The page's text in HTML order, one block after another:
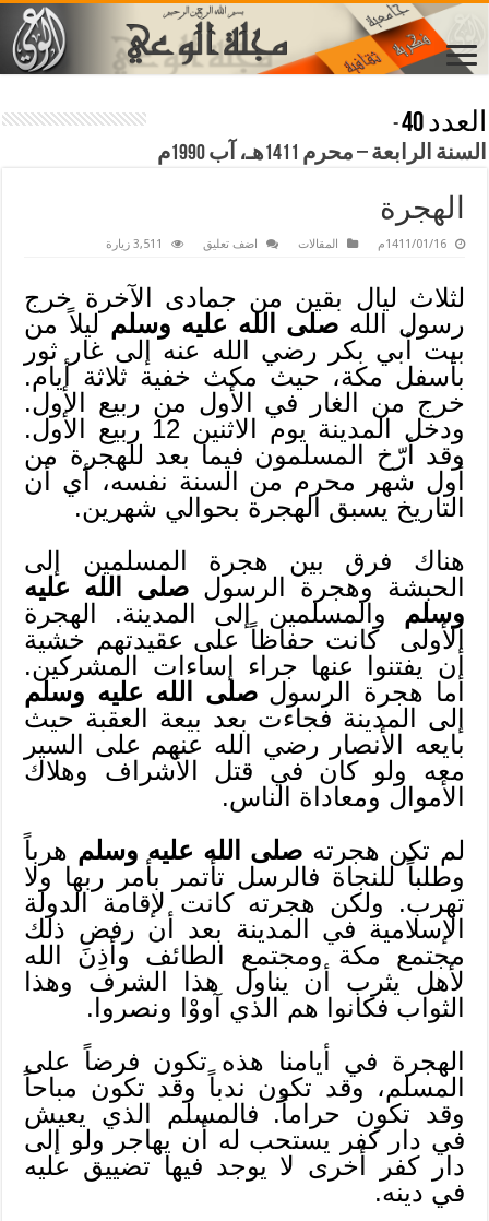
العدد 40
-
السنة الرابعة – محرم 1411هـ، آب 1990م
الهجرة
1411/01/16م المقالات اضف تعليق 3,511 زيارة
لثلاث ليال بقين من جمادى الآخرة خرج
رسول الله صلى الله عليه وسلم ليلاً من
بيت أبي بكر رضي الله عنه إلى غار ثور
بأسفل مكة، حيث مكث خفية ثلاثة أيام.
خرج من الغار في الأول من ربيع الأول.
ودخل المدينة يوم الاثنين 12 ربيع الأول.
وقد أرّخ المسلمون فيما بعد للهجرة من
أول شهر محرم من السنة نفسه، أي أن
التاريخ يسبق الهجرة بحوالي شهرين.
هناك فرق بين هجرة المسلمين إلى
الحبشة وهجرة الرسول صلى الله عليه
وسلم والمسلمين إلى المدينة. الهجرة
الأولى كانت حفاظاً على عقيدتهم خشية
أن يفتنوا عنها جراء إساءات المشركين.
أما هجرة الرسولصلى الله عليه وسلم
إلى المدينة فجاءت بعد بيعة العقبة حيث
بايعه الأنصار رضي الله عنهم على السير
معه ولو كان في قتل الأشراف وهلاك
الأموال ومعاداة الناس.
لم تكن هجرته صلى الله عليه وسلم هرباً
وطلباً للنجاة فالرسل تأتمر بأمر ربها ولا
تهرب. ولكن هجرته كانت لإقامة الدولة
الإسلامية في المدينة بعد أن رفض ذلك
مجتمع مكة ومجتمع الطائف وأذِنَ الله
لأهل يثرب أن يناول هذا الشرف وهذا
الثواب فكانوا هم الذي آووْا ونصروا.
الهجرة في أيامنا هذه تكون فرضاً على
المسلم، وقد تكون ندباً وقد تكون مباحاً
وقد تكون حراماً. فالمسلم الذي يعيش
في دار كفر يستحب له أن يهاجر ولو إلى
دار كفر أخرى لا يوجد فيها تضييق عليه
في دينه.